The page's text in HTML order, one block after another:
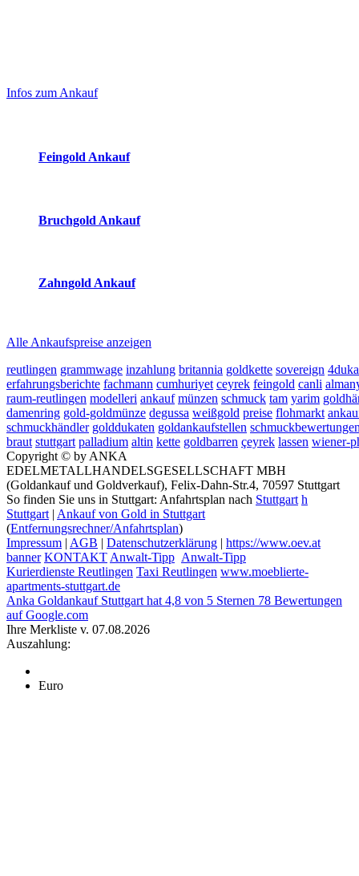
Sidebar
Infos zum Ankauf
Feingold Ankauf
Bruchgold Ankauf
Zahngold Ankauf
Alle Ankaufspreise anzeigen
reutlingen grammwage inzahlung britannia goldkette sovereign
erfahrungsberichte fachmann cumhuriyet ceyrek feingold canli
raum-reutlingen modelleri ankauf münzen schmuck tam yarim
damenring gold-goldmünze degussa weißgold preise flohmarkt
schmuckhändler golddukaten goldankaufstellen
braut stuttgart palladium altin kette goldbarren çeyrek lassen wiener-
Copyright © by ANKA
EDELMETALLHANDELSGESELLSCHAFT MBH
(Goldankauf und Goldverkauf), Felix-Dahn-Str.4, 70597 Stuttgart
So finden Sie uns in Stuttgart: Anfahrtsplan nach Stuttgart h
Stuttgart | Ankauf von Gold in Stuttgart
(Entfernungsrechner/Anfahrtsplan)
Impressum | AGB | Datenschutzerklärung | https://www.oev.at
banner KONTAKT Anwalt-Tipp Anwalt-Tipp
Kurierdienste Reutlingen Taxi Reutlingen www.moeblierte-
apartments-stuttgart.de
Anka Goldankauf Stuttgart hat 4,8 von 5 Sternen 78 Bewertungen
auf Google.com
Ihre Merkliste v. 07.08.2026
Auszahlung:
Euro